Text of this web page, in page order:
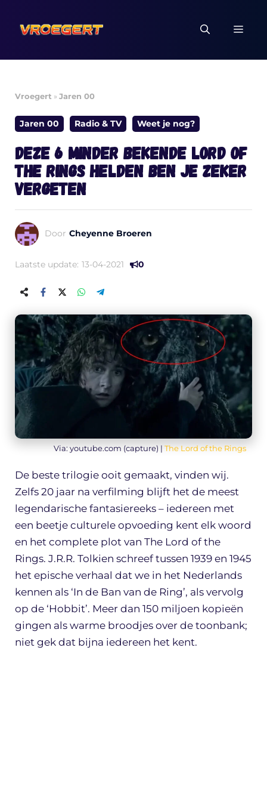
naar
inhoud
Vroegert »Jaren 00
Jaren 00 Radio & TV Weet je nog?
Deze 6 minder bekende Lord of
the Rings helden ben je zeker
vergeten
Door Cheyenne Broeren
Laatste update: 13-04-2021 0
Via: youtube.com (capture) | The Lord of the Rings
De beste trilogie ooit gemaakt, vinden wij.
Zelfs 20 jaar na verfilming blijft het de meest
legendarische fantasiereeks – iedereen met
een beetje culturele opvoeding kent elk woord
en het complete plot van The Lord of the
Rings. J.R.R. Tolkien schreef tussen 1939 en 1945
het epische verhaal dat we in het Nederlands
kennen als ‘In de Ban van de Ring’, als vervolg
op de ‘Hobbit’. Meer dan 150 miljoen kopieën
gingen als warme broodjes over de toonbank;
niet gek dat bijna iedereen het kent.